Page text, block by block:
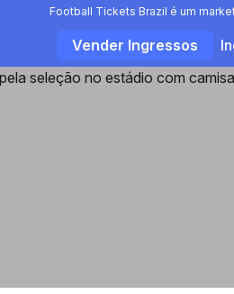
Football Tickets Brazil é um
Vender Ingressos